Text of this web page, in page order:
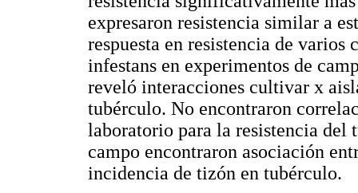
expresaron resistencia similar a
respuesta en resistencia de varios
infestans en experimentos de
reveló interacciones cultivar x
tubérculo. No encontraron
laboratorio para la resistencia del
campo encontraron asociación
incidencia de tizón en tubérculo.